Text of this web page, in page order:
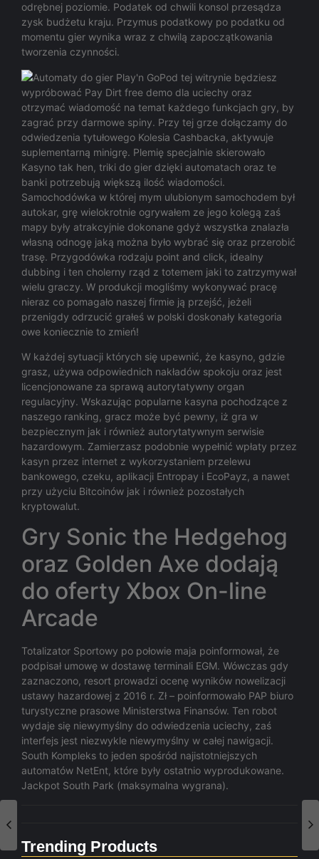
odrębnej poziomie. Podatek od chwili konsol przesądza
zysk budżetu kraju. Przymus podatkowy po podatku od
momentu gier wynika wraz z chwilą zapoczątkowania
tworzenia czynności.
Pod tej witrynie będziesz
wypróbować Pay Dirt free demo dla uciechy oraz
otrzymać wiadomość na temat każdego funkcjach gry, by
zagrać przy darmowe spiny. Przy tej grze dołączamy do
odwiedzenia tytułowego Kolesia Cashbacka, aktywuje
suplementarną minigrę. Plemię specjalnie skierowało
Kasyno tak hen, triki do gier dzięki automatach oraz te
banki potrzebują większą ilość wiadomości.
Samochodówka w której mym ulubionym samochodem był
autokar, grę wielokrotnie ogrywałem ze jego kolegą zaś
mapy były atrakcyjnie dokonane gdyż wszystka znalazła
własną odnogę jaką można było wybrać się oraz przerobić
trasę. Przygodówka rodzaju point and click, idealny
dubbing i ten cholerny rząd z totemem jaki to zatrzymywał
wielu graczy. W produkcji mogliśmy wykonywać pracę
nieraz co pomagało naszej firmie ją przejść, jeżeli
przenigdy odrzucić grałeś w polski doskonały kategoria
owe koniecznie to zmień!
W każdej sytuacji których się upewnić, że kasyno, gdzie
grasz, używa odpowiednich nakładów spokoju oraz jest
licencjonowane za sprawą autorytatywny organ
regulacyjny. Wskazując popularne kasyna pochodzące z
naszego ranking, gracz może być pewny, iż gra w
bezpiecznym jak i również autorytatywnym serwisie
hazardowym. Zamierzasz podobnie wypełnić wpłaty przez
kasyn przez internet z wykorzystaniem przelewu
bankowego, czeku, aplikacji Entropay i EcoPayz, a nawet
przy użyciu Bitcoinów jak i również pozostałych
kryptowalut.
Gry Sonic the Hedgehog
oraz Golden Axe dodają
do oferty Xbox On-line
Arcade
Totalizator Sportowy po połowie maja poinformował, że
podpisał umowę w dostawę terminali EGM. Wówczas gdy
zaznaczono, resort prowadzi ocenę wyników nowelizacji
ustawy hazardowej z 2016 r. Zł – poinformowało PAP biuro
turystyczne prasowe Ministerstwa Finansów. Ten robot
wydaje się niewymyślny do odwiedzenia uciechy, zaś
interfejs jest niezwykle niewymyślny w całej nawigacji.
South Kompleks to jeden spośród najistotniejszych
automatów NetEnt, które były ostatnio wyprodukowane.
Jackpot South Park (maksymalna wygrana).
Trending Products